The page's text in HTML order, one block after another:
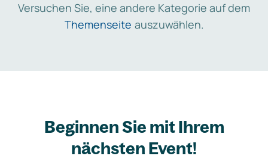
Versuchen Sie, eine andere Kategorie auf dem
Themenseite auszuwählen.
Beginnen Sie mit Ihrem
nächsten Event!